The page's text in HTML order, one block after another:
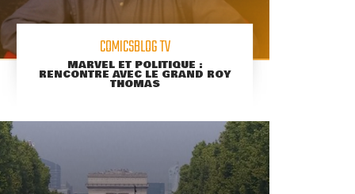
COMICSBLOG TV
MARVEL ET POLITIQUE :
RENCONTRE AVEC LE GRAND ROY
THOMAS